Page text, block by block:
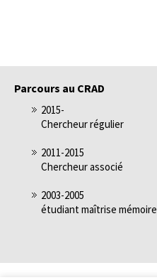
Parcours au CRAD
2015-
Chercheur régulier
2011-2015
Chercheur associé
2003-2005
étudiant maîtrise mémoire